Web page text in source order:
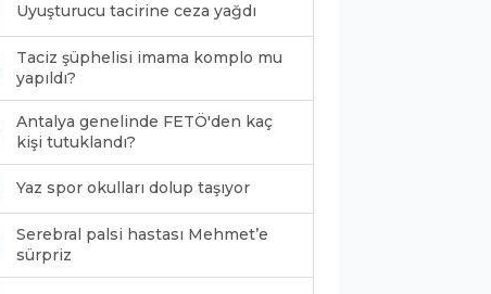
Uyuşturucu tacirine ceza yağdı
Taciz şüphelisi imama komplo mu
yapıldı?
Antalya genelinde FETÖ'den kaç
kişi tutuklandı?
Yaz spor okulları dolup taşıyor
Serebral palsi hastası Mehmet’e
sürpriz